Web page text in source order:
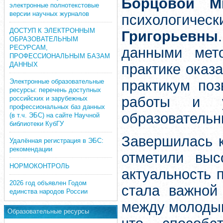
электронные полнотекстовые
версии научных журналов
ДОСТУП К ЭЛЕКТРОННЫМ
ОБРАЗОВАТЕЛЬНЫМ
РЕСУРСАМ,
ПРОФЕССИОНАЛЬНЫМ БАЗАМ
ДАННЫХ
Электронные образовательные
ресурсы: перечень доступных
российских и зарубежных
профессиональных баз данных
(в т.ч. ЭБС) на сайте Научной
библиотеки КубГУ
Удалённая регистрация в ЭБС:
рекомендации
НОРМОКОНТРОЛЬ
2026 год объявлен Годом
единства народов России
Образовательные ресурсы
Борцовой
Григорьевны
данными
практике
практикум
работы и
Завершилась
отметили
стала
между